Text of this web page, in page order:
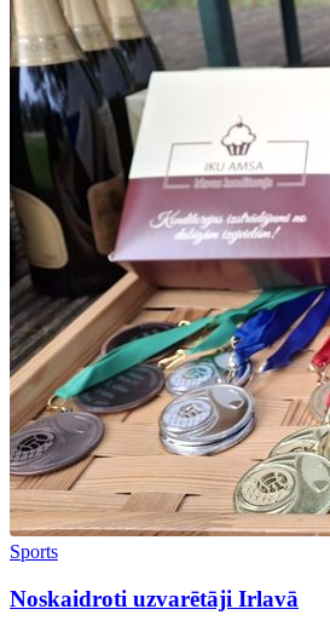
Sports
Noskaidroti uzvarētāji Irlavā